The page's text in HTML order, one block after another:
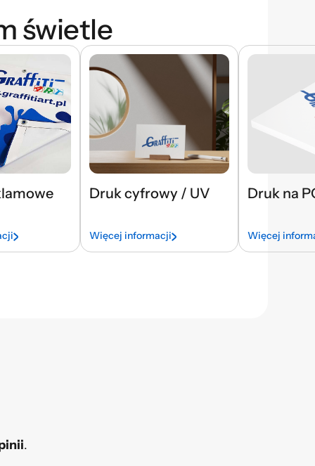
świetle
Druk cyfrowy / UV
Więcej informacji
Druk na
Więcej
.